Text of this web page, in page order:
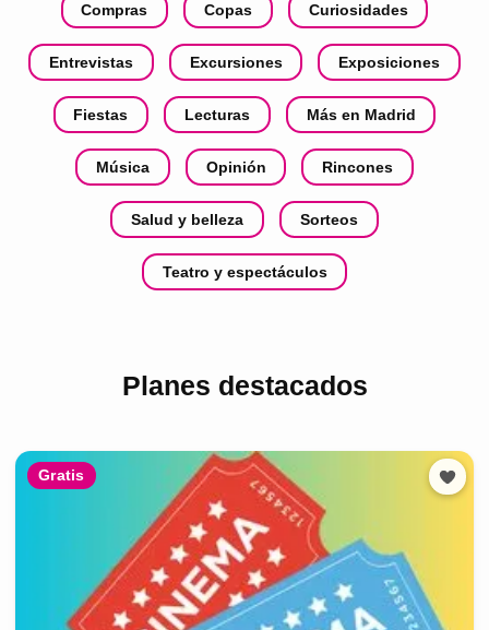
Compras Copas Curiosidades
Entrevistas Excursiones Exposiciones
Fiestas Lecturas Más en Madrid
Música Opinión Rincones
Salud y belleza Sorteos
Teatro y espectáculos
Planes destacados
Gratis